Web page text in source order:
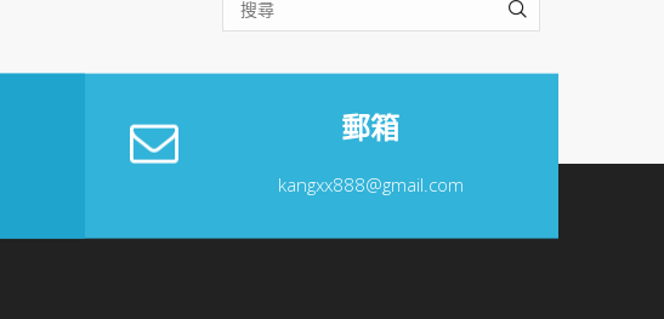
SEARCH
郵箱
kangxx888@gmail.com